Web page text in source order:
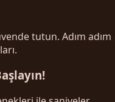
tutun. Adım adım